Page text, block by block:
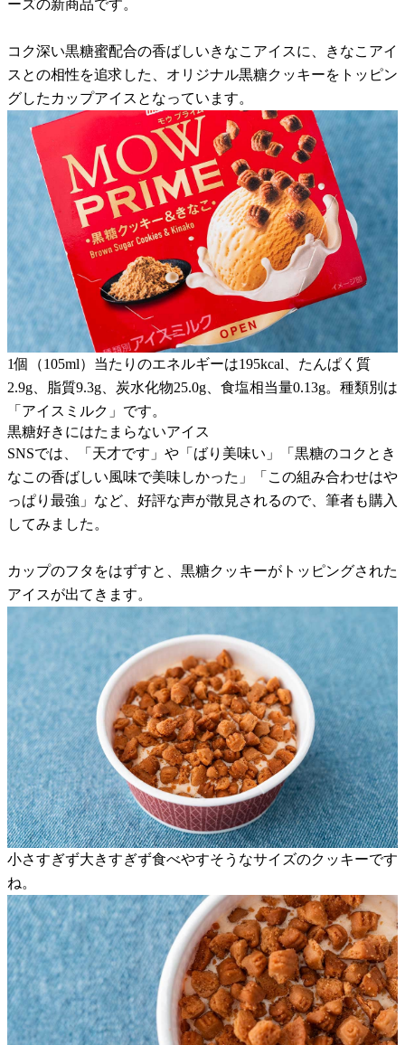
ーズの新商品です。
コク深い黒糖蜜配合の香ばしいきなこアイスに、きなこアイ
スとの相性を追求した、オリジナル黒糖クッキーをトッピン
グしたカップアイスとなっています。
1個（105ml）当たりのエネルギーは195kcal、たんぱく質
2.9g、脂質9.3g、炭水化物25.0g、食塩相当量0.13g。種類別は
「アイスミルク」です。
黒糖好きにはたまらないアイス
SNSでは、「天才です」や「ばり美味い」「黒糖のコクとき
なこの香ばしい風味で美味しかった」「この組み合わせはや
っぱり最強」など、好評な声が散見されるので、筆者も購入
してみました。
カップのフタをはずすと、黒糖クッキーがトッピングされた
アイスが出てきます。
小さすぎず大きすぎず食べやすそうなサイズのクッキーです
ね。